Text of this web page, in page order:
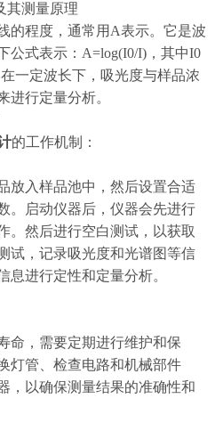
测量原理
程度，通常用A表示。它是波
公式表示：A=log(I0/I)，其中I0
一定波长下，吸光度与样品浓
进行定量分析。
的工作机制：
入样品池中，然后设置合适
。启动仪器后，仪器会先进行
。然后进行空白测试，以获取
试，记录吸光度和光谱图等信
息进行定性和定量分析。
，需要定期进行维护和保
灯管、检查电路和机械部件
，以确保测量结果的准确性和